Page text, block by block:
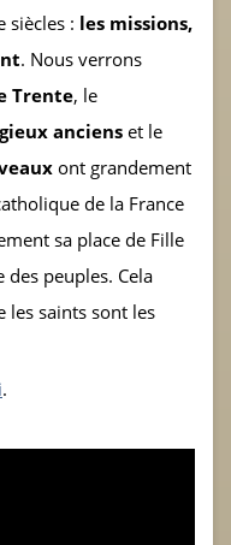
siècles : les missions,
. Nous verrons
Trente, le
ancienset le
ont grandement
de la France
sa place de Fille
des peuples. Cela
les saints sont les
.